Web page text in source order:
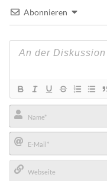
Abonnieren
Name*
E-
Mail*